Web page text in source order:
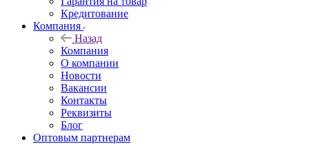
Кредитование
Компания
Назад
Компания
О компании
Новости
Вакансии
Контакты
Реквизиты
Блог
Оптовым партнерам